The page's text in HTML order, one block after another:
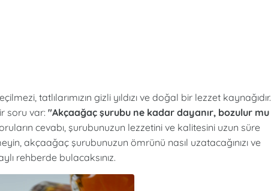
tatlılarımızın gizli yıldızı ve doğal bir lezzet kaynağıdır.
soru var: "Akçaağaç şurubu ne kadar dayanır, bozulur mu
cevabı, şurubunuzun lezzetini ve kalitesini uzun süre
akçaağaç şurubunuzun ömrünü nasıl uzatacağınızı ve
rehberde bulacaksınız.